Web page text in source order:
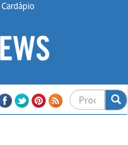
Cardápio